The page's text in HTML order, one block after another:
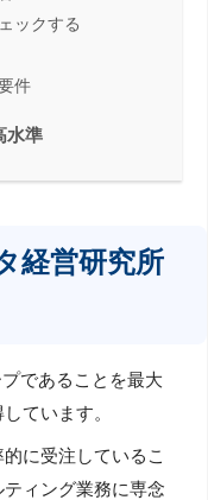
ックする
件
水準
経営研究所
であることを最大
ています。
に受注しているこ
ィング業務に専念